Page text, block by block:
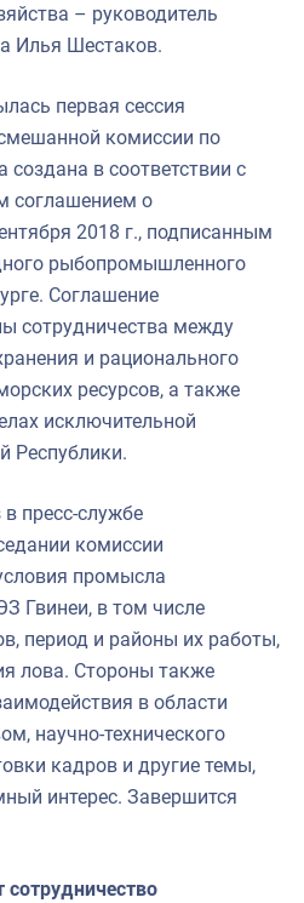
– руководитель
Илья Шестаков.
первая сессия
комиссии по
в соответствии с
соглашением о
2018 г., подписанным
рыбопромышленного
Соглашение
сотрудничества между
и рационального
ресурсов, а также
исключительной
Республики.
пресс-службе
комиссии
промысла
Гвинеи, в том числе
период и районы их работы,
лова. Стороны также
в области
научно-технического
кадров и другие темы,
интерес. Завершится